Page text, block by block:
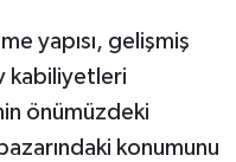
yapısı, gelişmiş
kabiliyetleri
önümüzdeki
konumunu